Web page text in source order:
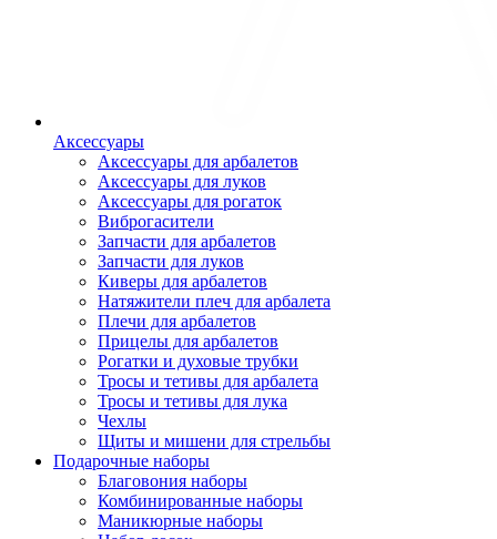
Аксессуары
Аксессуары для арбалетов
Аксессуары для луков
Аксессуары для рогаток
Виброгасители
Запчасти для арбалетов
Запчасти для луков
Киверы для арбалетов
Натяжители плеч для арбалета
Плечи для арбалетов
Прицелы для арбалетов
Рогатки и духовые трубки
Тросы и тетивы для арбалета
Тросы и тетивы для лука
Чехлы
Щиты и мишени для стрельбы
Подарочные наборы
Благовония наборы
Комбинированные наборы
Маникюрные наборы